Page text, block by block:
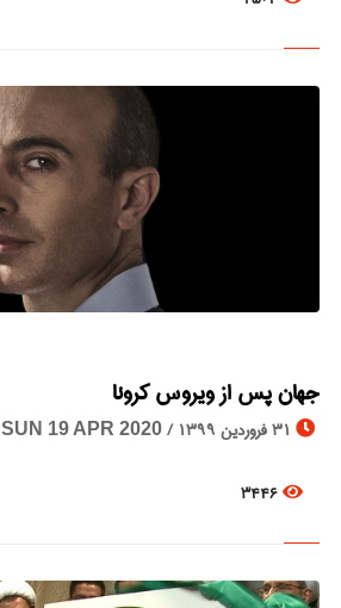
جهان پس از ویروس کرونا
31 فروردین 1399 / SUN 19 APR 2020
3446